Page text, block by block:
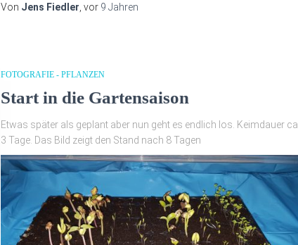
Von Jens Fiedler , vor 9 Jahren
FOTOGRAFIE - PFLANZEN
Start in die Gartensaison
Etwas später als geplant aber nun geht es endlich los. Keimdauer ca
3 Tage. Das Bild zeigt den Stand nach 8 Tagen